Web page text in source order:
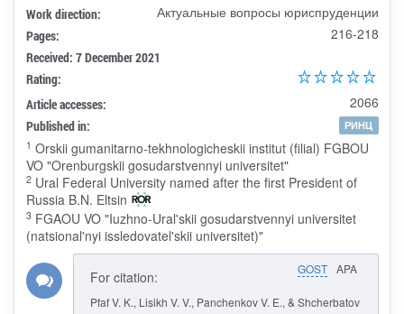
Work direction: Актуальные вопросы юриспруденции
Pages: 216-218
Received: 7 December 2021
Rating:
Article accesses:
2066
Published in:
РИНЦ
1 Orskii gumanitarno-tekhnologicheskii institut (filial) FGBOU
VO "Orenburgskii gosudarstvennyi universitet"
2Ural Federal University named after the first President of
Russia B.N. Eltsin
3FGAOU VO "Iuzhno-Ural'skii gosudarstvennyi universitet
(natsional'nyi issledovatel'skii universitet)"
GOST APA
For citation:
Pfaf V. K., Lisikh V. V., Panchenkov V. E., & Shcherbatov